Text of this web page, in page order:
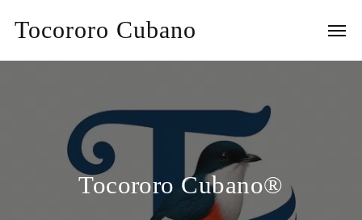
Tocororo Cubano
Tocororo Cubano®